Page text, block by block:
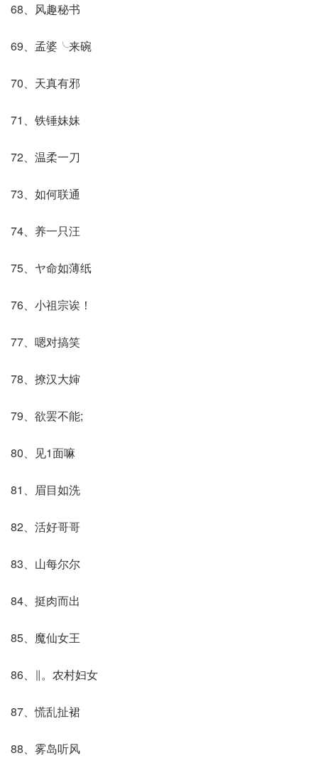
68、风趣秘书
69、孟婆╰来碗
70、天真有邪
71、铁锤妹妹
72、温柔一刀
73、如何联通
74、养一只汪
75、ヤ命如薄纸
76、小祖宗诶！
77、嗯对搞笑
78、撩汉大婶
79、欲罢不能;
80、见1面嘛
81、眉目如洗
82、活好哥哥
83、山每尔尔
84、挺肉而出
85、魔仙女王
86、∥。农村妇女
87、慌乱扯裙
88、雾岛听风